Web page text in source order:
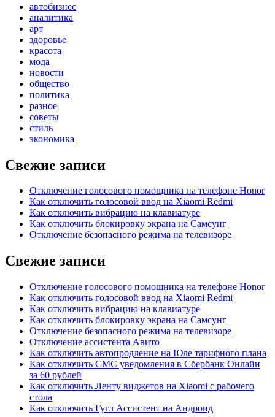
автобизнес
аналитика
арт
здоровье
красота
мода
новости
общество
политика
разное
советы
стиль
экономика
Свежие записи
Отключение голосового помощника на телефоне Honor
Как отключить голосовой ввод на Xiaomi Redmi
Как отключить вибрацию на клавиатуре
Как отключить блокировку экрана на Самсунг
Отключение безопасного режима на телевизоре
Свежие записи
Отключение голосового помощника на телефоне Honor
Как отключить голосовой ввод на Xiaomi Redmi
Как отключить вибрацию на клавиатуре
Как отключить блокировку экрана на Самсунг
Отключение безопасного режима на телевизоре
Отключение ассистента Авито
Как отключить автопродление на Юле тарифного плана
Как отключить СМС уведомления в Сбербанк Онлайн
за 60 рублей
Как отключить Ленту виджетов на Xiaomi с рабочего
стола
Как отключить Гугл Ассистент на Андроид